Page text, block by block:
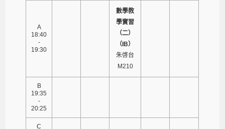
A
18:40
-
19:30
數學教
學實習
（二）
（IB）
朱啓台
M210
B
19:35
-
20:25
C